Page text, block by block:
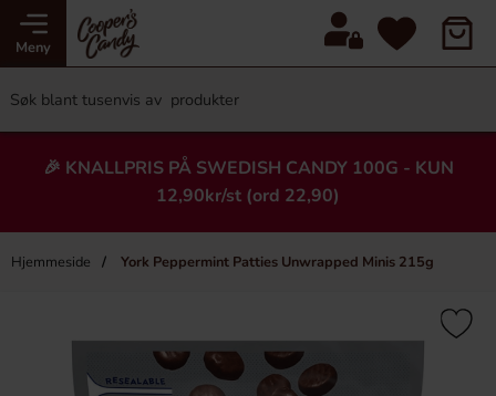
Meny
🎉 KNALLPRIS PÅ SWEDISH CANDY 100G - KUN
12,90kr/st (ord 22,90)
Hjemmeside York Peppermint Patties Unwrapped Minis 215g
Heading
×